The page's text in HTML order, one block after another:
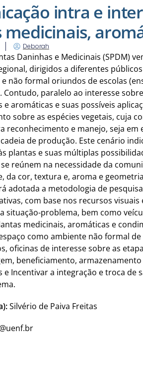
intra e
medicinais,
Deborah
Daninhas e Medicinais (SPDM)
dirigidos a diferentes
não formal oriundos de escolas
Contudo, paralelo ao interesse
e aromáticas e suas possíveis
sobre as espécies vegetais, cuja
reconhecimento e manejo, seja
de produção. Este cenário
plantas e suas múltiplas
reúnem na necessidade da
da cor, textura e, aroma e
adotada a metodologia de
com base nos recursos
situação-problema, bem como
medicinais, aromáticas e
como ambiente não formal
oficinas de interesse sobre as
beneficiamento,
e Incentivar a integração e troca de
Silvério de Paiva Freitas